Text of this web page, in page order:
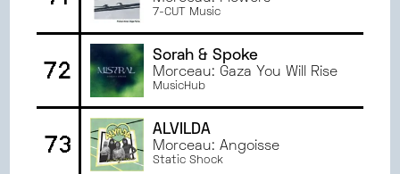
7-CUT Music
72
Sorah & Spoke
Morceau: Gaza You Will Rise
MusicHub
73
ALVILDA
Morceau: Angoisse
Static Shock